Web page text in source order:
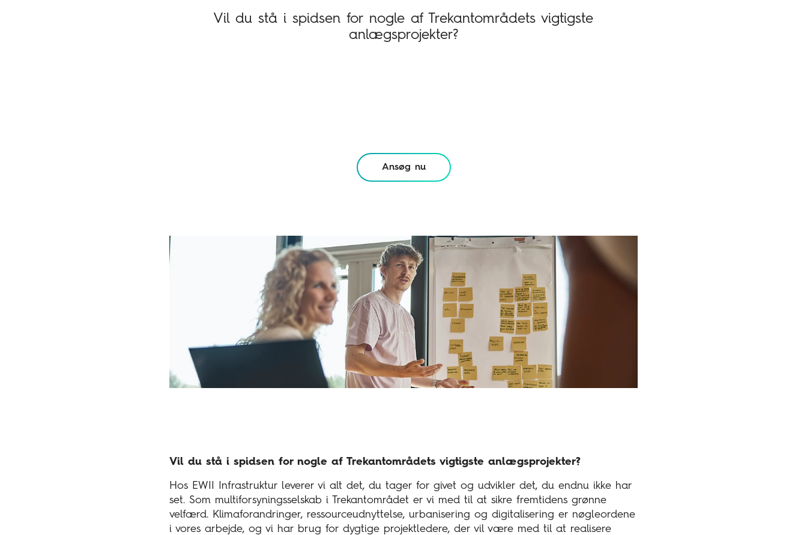
Vil du stå i spidsen for nogle af Trekantområdets vigtigste
anlægsprojekter?
Ansøg nu
Vil du stå i spidsen for nogle af Trekantområdets vigtigste anlægsprojekter?
Hos EWII Infrastruktur leverer vi alt det, du tager for givet og udvikler det, du endnu ikke har
set. Som multiforsyningsselskab i Trekantområdet er vi med til at sikre fremtidens grønne
velfærd. Klimaforandringer, ressourceudnyttelse, urbanisering og digitalisering er nøgleordene
i vores arbejde, og vi har brug for dygtige projektledere, der vil være med til at realisere